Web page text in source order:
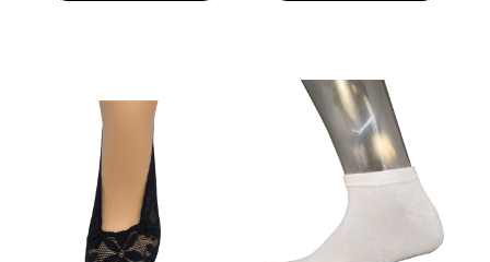
Dette
produktet
har
flere
varianter.
Alternativene
Dette
produktet
har
flere
varianter.
Alternativene